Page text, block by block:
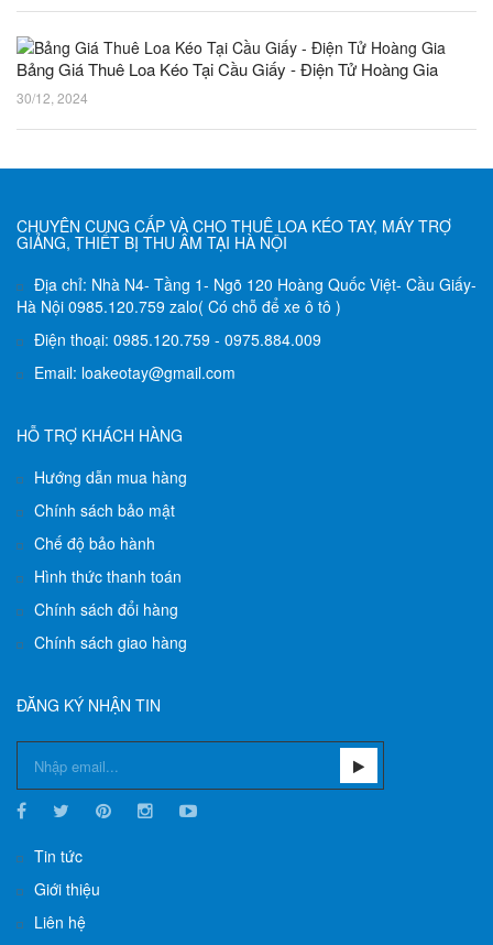
Bảng Giá Thuê Loa Kéo Tại Cầu Giấy - Điện Tử Hoàng Gia
30/12, 2024
CHUYÊN CUNG CẤP VÀ CHO THUÊ LOA KÉO TAY, MÁY TRỢ
GIẢNG, THIẾT BỊ THU ÂM TẠI HÀ NỘI
Địa chỉ: Nhà N4- Tầng 1- Ngõ 120 Hoàng Quốc Việt- Cầu Giấy-
Hà Nội 0985.120.759 zalo( Có chỗ để xe ô tô )
Điện thoại: 0985.120.759 - 0975.884.009
Email: loakeotay@gmail.com
HỖ TRỢ KHÁCH HÀNG
Hướng dẫn mua hàng
Chính sách bảo mật
Chế độ bảo hành
Hình thức thanh toán
Chính sách đổi hàng
Chính sách giao hàng
ĐĂNG KÝ NHẬN TIN
Tin tức
Giới thiệu
Liên hệ